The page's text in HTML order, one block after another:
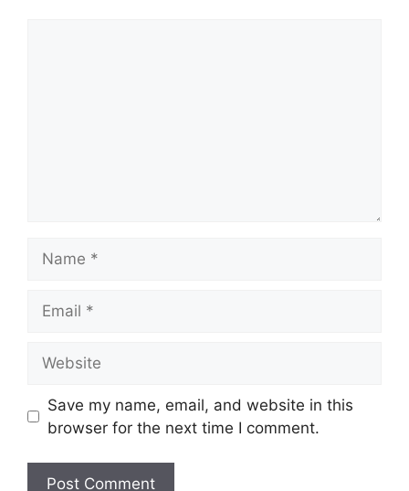
Save my name, email, and website in this
browser for the next time I comment.